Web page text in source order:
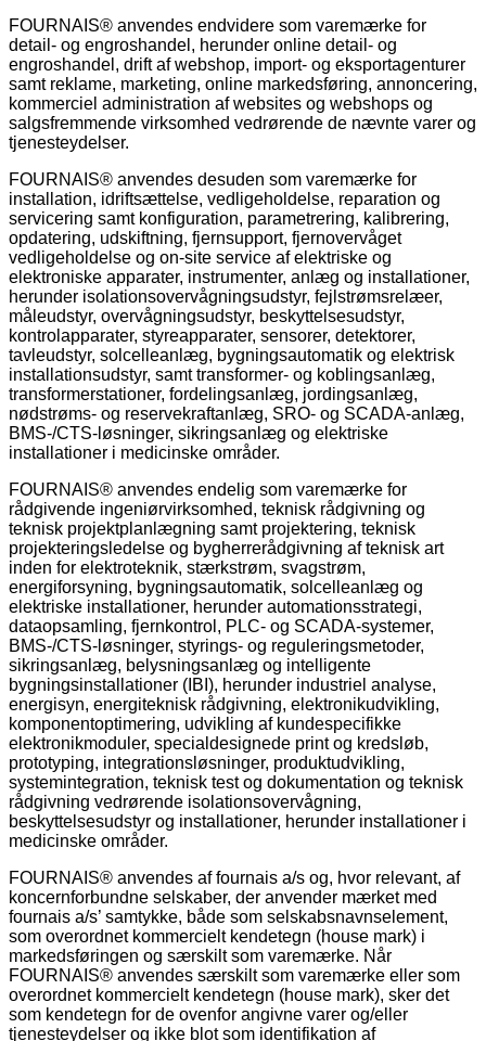
FOURNAIS® anvendes endvidere som varemærke for
detail- og engroshandel, herunder online detail- og
engroshandel, drift af webshop, import- og eksportagenturer
samt reklame, marketing, online markedsføring, annoncering,
kommerciel administration af websites og webshops og
salgsfremmende virksomhed vedrørende de nævnte varer og
tjenesteydelser.
FOURNAIS® anvendes desuden som varemærke for
installation, idriftsættelse, vedligeholdelse, reparation og
servicering samt konfiguration, parametrering, kalibrering,
opdatering, udskiftning, fjernsupport, fjernovervåget
vedligeholdelse og on-site service af elektriske og
elektroniske apparater, instrumenter, anlæg og installationer,
herunder isolationsovervågningsudstyr, fejlstrømsrelæer,
måleudstyr, overvågningsudstyr, beskyttelsesudstyr,
kontrolapparater, styreapparater, sensorer, detektorer,
tavleudstyr, solcelleanlæg, bygningsautomatik og elektrisk
installationsudstyr, samt transformer- og koblingsanlæg,
transformerstationer, fordelingsanlæg, jordingsanlæg,
nødstrøms- og reservekraftanlæg, SRO- og SCADA-anlæg,
BMS-/CTS-løsninger, sikringsanlæg og elektriske
installationer i medicinske områder.
FOURNAIS® anvendes endelig som varemærke for
rådgivende ingeniørvirksomhed, teknisk rådgivning og
teknisk projektplanlægning samt projektering, teknisk
projekteringsledelse og bygherrerådgivning af teknisk art
inden for elektroteknik, stærkstrøm, svagstrøm,
energiforsyning, bygningsautomatik, solcelleanlæg og
elektriske installationer, herunder automationsstrategi,
dataopsamling, fjernkontrol, PLC- og SCADA-systemer,
BMS-/CTS-løsninger, styrings- og reguleringsmetoder,
sikringsanlæg, belysningsanlæg og intelligente
bygningsinstallationer (IBI), herunder industriel analyse,
energisyn, energiteknisk rådgivning, elektronikudvikling,
komponentoptimering, udvikling af kundespecifikke
elektronikmoduler, specialdesignede print og kredsløb,
prototyping, integrationsløsninger, produktudvikling,
systemintegration, teknisk test og dokumentation og teknisk
rådgivning vedrørende isolationsovervågning,
beskyttelsesudstyr og installationer, herunder installationer i
medicinske områder.
FOURNAIS® anvendes af fournais a/s og, hvor relevant, af
koncernforbundne selskaber, der anvender mærket med
fournais a/s’ samtykke, både som selskabsnavnselement,
som overordnet kommercielt kendetegn (house mark) i
markedsføringen og særskilt som varemærke. Når
FOURNAIS® anvendes særskilt som varemærke eller som
overordnet kommercielt kendetegn (house mark), sker det
som kendetegn for de ovenfor angivne varer og/eller
tjenesteydelser og ikke blot som identifikation af